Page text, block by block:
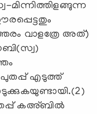
വാളത്രേ അത്)
പുതപ്പ് എടുത്ത്
കഅ്ബില്‍